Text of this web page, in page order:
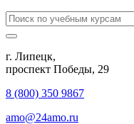
г. Липецк,
​проспект Победы, 29
8 (800) 350 9867
amo@24amo.ru